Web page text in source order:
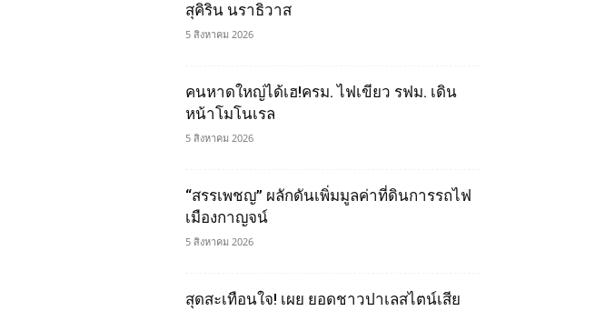
สุคิริน นราธิวาส
5 สิงหาคม 2026
คนหาดใหญ่ได้เฮ!ครม. ไฟเขียว รฟม. เดิน
หน้าโมโนเรล
5 สิงหาคม 2026
“สรรเพชญ” ผลักดันเพิ่มมูลค่าที่ดินการรถไฟ
เมืองกาญจน์
5 สิงหาคม 2026
สุดสะเทือนใจ! เผย ยอดชาวปาเลสไตน์เสีย